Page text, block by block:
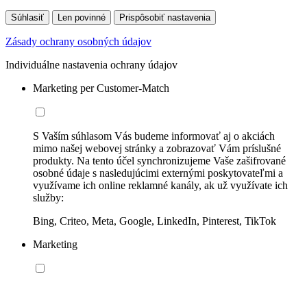
Súhlasiť Len povinné Prispôsobiť nastavenia
Zásady ochrany osobných údajov
Individuálne nastavenia ochrany údajov
Marketing per Customer-Match
S Vaším súhlasom Vás budeme informovať aj o akciách
mimo našej webovej stránky a zobrazovať Vám príslušné
produkty. Na tento účel synchronizujeme Vaše zašifrované
osobné údaje s nasledujúcimi externými poskytovateľmi a
využívame ich online reklamné kanály, ak už využívate ich
služby:
Bing, Criteo, Meta, Google, LinkedIn, Pinterest, TikTok
Marketing